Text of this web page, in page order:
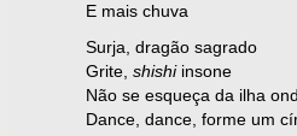
E mais chuva
Surja, dragão sagrado
Grite, shishiinsone
Não se esqueça da ilha
Dance, dance, forme um